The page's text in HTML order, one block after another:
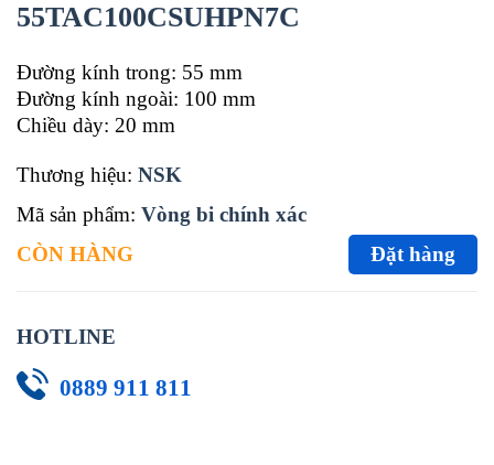
55TAC100CSUHPN7C
Đường kính trong: 55 mm
Đường kính ngoài: 100 mm
Chiều dày: 20 mm
Thương hiệu: NSK
Mã sản phẩm: Vòng bi chính xác
CÒN HÀNG
Đặt hàng
HOTLINE
0889 911 811